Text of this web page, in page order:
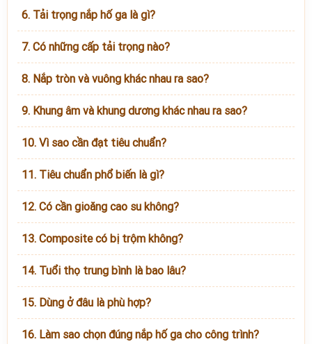
6. Tải trọng nắp hố ga là gì?
7. Có những cấp tải trọng nào?
8. Nắp tròn và vuông khác nhau ra sao?
9. Khung âm và khung dương khác nhau ra sao?
10. Vì sao cần đạt tiêu chuẩn?
11. Tiêu chuẩn phổ biến là gì?
12. Có cần gioăng cao su không?
13. Composite có bị trộm không?
14. Tuổi thọ trung bình là bao lâu?
15. Dùng ở đâu là phù hợp?
16. Làm sao chọn đúng nắp hố ga cho công trình?